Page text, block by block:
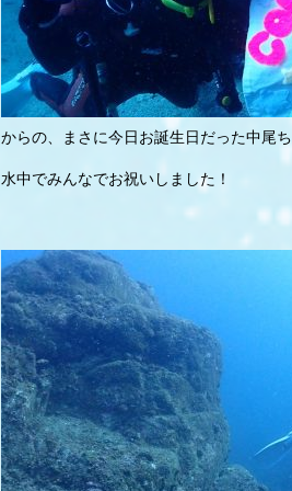
からの、まさに今日お誕生日だった中尾
水中でみんなでお祝いしました！